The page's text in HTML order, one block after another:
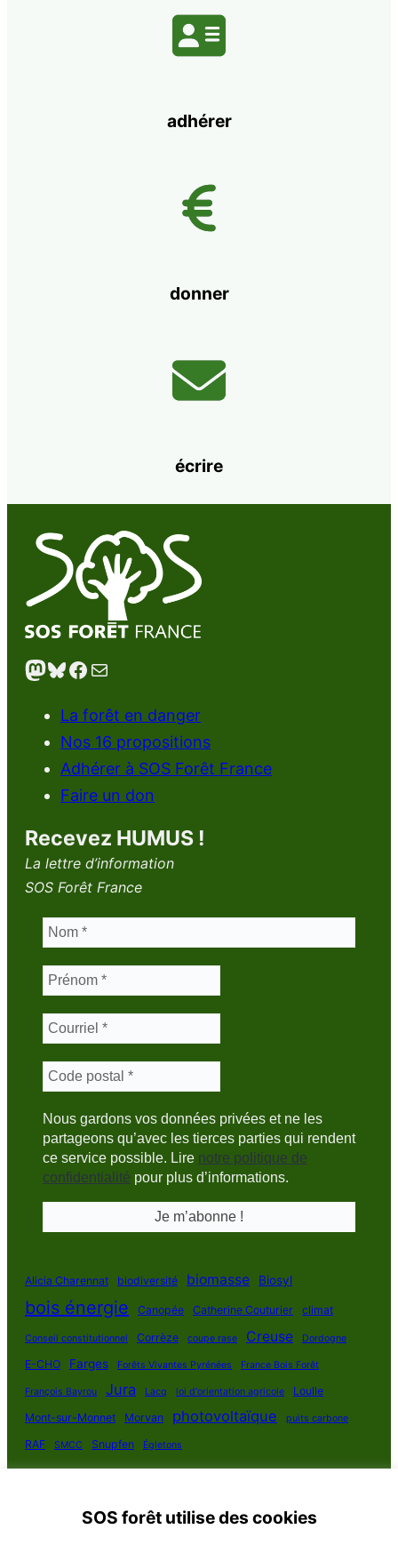
adhérer
donner
écrire
Mastodon Bluesky Facebook E-mail
La forêt en danger
Nos 16 propositions
Adhérer à SOS Forêt France
Faire un don
Recevez HUMUS !
La lettre d’information
SOS Forêt France
Nous gardons vos données privées et ne les
partageons qu’avec les tierces parties qui rendent
ce service possible. Lire notre politique de
confidentialité pour plus d’informations.
Alicia Charennat biodiversité biomasse Biosyl
bois énergie Canopée Catherine Couturier climat
Conseil constitutionnel Corrèze coupe rase Creuse Dordogne
E-CHO Farges Forêts Vivantes Pyrénées France Bois Forêt
François Bayrou Jura Lacq loi d'orientation agricole
Loulle
Mont-sur-Monnet
Morvan photovoltaïque puits carbone
RAF SMCC Snupfen Égletons
SOS Forêt France 2025
SOS forêt utilise des cookies